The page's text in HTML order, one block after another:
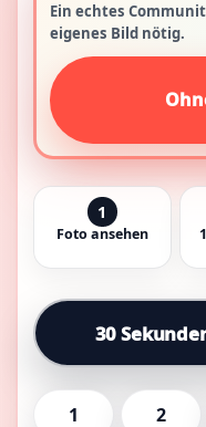
Ein echtes
eigenes Bild nötig.
1
Foto ansehen
30
1 2